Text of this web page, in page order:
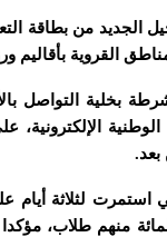
الجديد من بطاقة
القروية بأقاليم
التواصل
الفئات العمرية، 25 في